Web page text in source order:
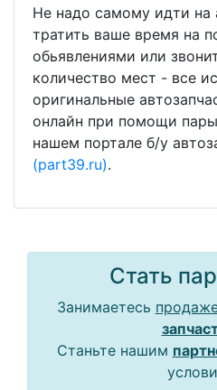
Не надо самому идти на
тратить ваше время на
обьявлениями или
количество мест - все
оригинальные
онлайн при помощи
нашем портале б/у
(part39.ru).
Стать
Занимаетесь
Станьте нашим